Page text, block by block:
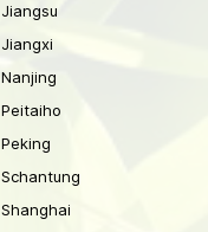
Jiangsu
Jiangxi
Nanjing
Peitaiho
Peking
Schantung
Shanghai